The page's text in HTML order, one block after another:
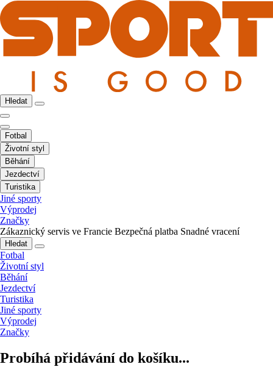
Hledat
Fotbal
Životní styl
Běhání
Jezdectví
Turistika
Jiné sporty
Výprodej
Značky
Zákaznický servis ve Francie Bezpečná platba Snadné vracení
Hledat
Fotbal
Životní styl
Běhání
Jezdectví
Turistika
Jiné sporty
Výprodej
Značky
Probíhá přidávání do košíku...